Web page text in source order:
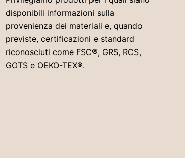
disponibili informazioni sulla
provenienza dei materiali e, quando
previste, certificazioni e standard
riconosciuti come FSC®, GRS, RCS,
GOTS e OEKO-TEX®.